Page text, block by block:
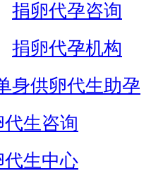
捐卵代孕咨询
捐卵代孕机构
身供卵代生助孕
生咨询
生中心